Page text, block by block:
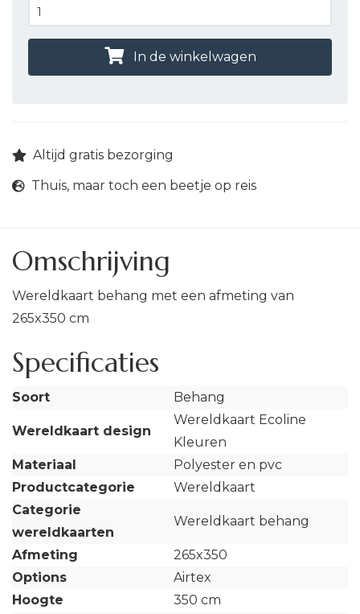
In de winkelwagen
Altijd gratis bezorging
Thuis, maar toch een beetje op reis
Omschrijving
Wereldkaart behang met een afmeting van
265x350 cm
Specificaties
Soort Behang
Wereldkaart design
Wereldkaart Ecoline
Kleuren
Materiaal
Polyester en pvc
Productcategorie
Wereldkaart
Categorie
wereldkaarten
Wereldkaart behang
Afmeting
265x350
Options
Airtex
Hoogte
350 cm